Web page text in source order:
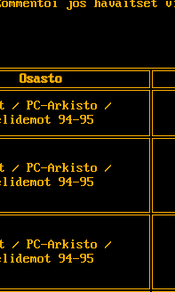
jos havaitset
Osasto
/ PC-Arkisto /
94-95
/ PC-Arkisto /
94-95
/ PC-Arkisto /
94-95